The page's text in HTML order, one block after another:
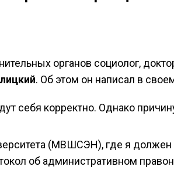
органов социолог,
. Об этом он написал в
себя корректно. Однако
(МВШСЭН), где я должен
об административном